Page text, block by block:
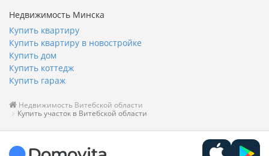
Недвижимость Минска
Купить квартиру
Купить квартиру в новостройке
Купить дом
Купить коттедж
Купить гараж
Недвижимость Витебской области
Купить участок в Витебской области